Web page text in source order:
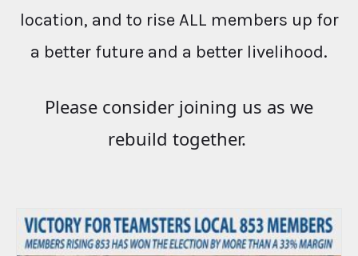
location, and to rise ALL members up for
a better future and a better livelihood.
Please consider joining us as we
rebuild together.